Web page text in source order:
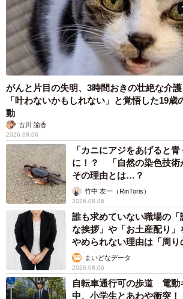
がんと片目の失明、3時間おきの壮絶な介
「叶わないかもしれない」と覚悟した19歳
動
古川 諭香
2026.08.06
「カニにアジをあげると
に！？ 「自然の染色技
その理由とは…？
竹中 友一（RinToris）
2026.08.06
誰も求めていない職場の「
な挨拶」や「お土産配り
やめられない理由は「周り
まいどなデータ
2026.08.06
自転車通行可の歩道 電動
中、小学生とあわや衝突